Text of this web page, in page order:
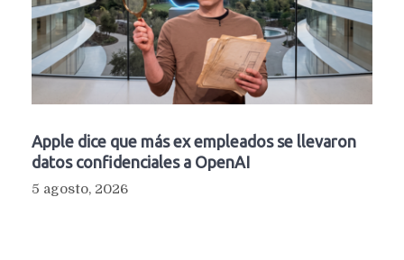
Apple dice que más ex empleados se llevaron
datos confidenciales a OpenAI
5 agosto, 2026